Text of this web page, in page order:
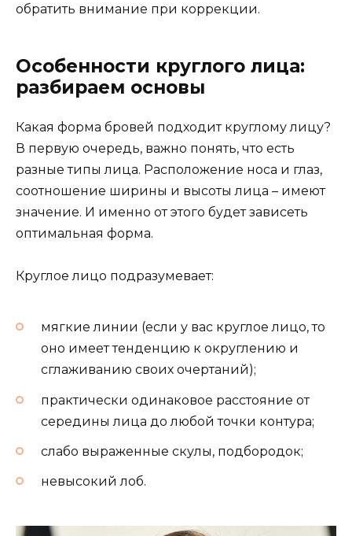
обратить внимание при коррекции.
Особенности круглого лица:
разбираем основы
Какая форма бровей подходит круглому лицу?
В первую очередь, важно понять, что есть
разные типы лица. Расположение носа и глаз,
соотношение ширины и высоты лица – имеют
значение. И именно от этого будет зависеть
оптимальная форма.
Круглое лицо подразумевает:
мягкие линии (если у вас круглое лицо, то
оно имеет тенденцию к округлению и
сглаживанию своих очертаний);
практически одинаковое расстояние от
середины лица до любой точки контура;
слабо выраженные скулы, подбородок;
невысокий лоб.